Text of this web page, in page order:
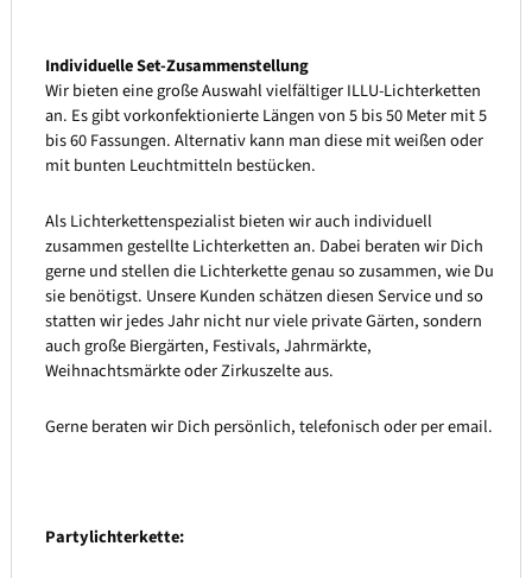
Individuelle Set-Zusammenstellung
Wir bieten eine große Auswahl vielfältiger ILLU-Lichterketten
an. Es gibt vorkonfektionierte Längen von 5 bis 50 Meter mit 5
bis 60 Fassungen. Alternativ kann man diese mit weißen oder
mit bunten Leuchtmitteln bestücken.
Als Lichterkettenspezialist bieten wir auch individuell
zusammen gestellte Lichterketten an. Dabei beraten wir Dich
gerne und stellen die Lichterkette genau so zusammen, wie Du
sie benötigst. Unsere Kunden schätzen diesen Service und so
statten wir jedes Jahr nicht nur viele private Gärten, sondern
auch große Biergärten, Festivals, Jahrmärkte,
Weihnachtsmärkte oder Zirkuszelte aus.
Gerne beraten wir Dich persönlich, telefonisch oder per email.
Partylichterkette: